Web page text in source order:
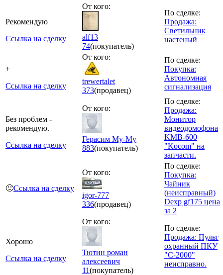
Рекомендую
Ссылка на сделку
От кого:
alf13
74(покупатель)
По сделке:
Продажа:
Светильник
настеный
+
Ссылка на сделку
От кого:
trewertalet
373(продавец)
По сделке:
Покупка:
Автономная
сигнализация
Без проблем -
рекомендую.
Ссылка на сделку
От кого:
Герасим Му-Му
883(покупатель)
По сделке:
Продажа:
Монитор
видеодомофона
KMB-600
"Koсom" на
запчасти.
🙂Ссылка на сделку
От кого:
igor-777
336(продавец)
По сделке:
Покупка:
Чайник
(неисправный)
Dexp gf175 цена
за 2
Хорошо
Ссылка на сделку
От кого:
Тютин роман
алексеевич
11(покупатель)
По сделке:
Продажа: Пульт
охранный ПКУ
"С-2000"
неисправно.